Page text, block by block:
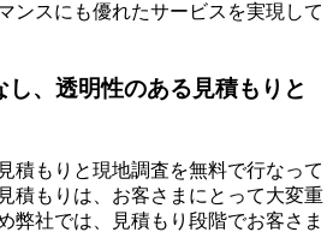
ンスにも優れたサービスを実現して
、透明性のある見積もりと
積もりと現地調査を無料で行なって
積もりは、お客さまにとって大変重
弊社では、見積もり段階でお客さま